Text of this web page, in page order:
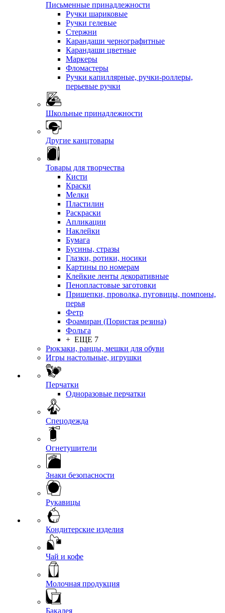
Письменные принадлежности
Ручки шариковые
Ручки гелевые
Стержни
Карандаши чернографитные
Карандаши цветные
Маркеры
Фломастеры
Ручки капиллярные, ручки-роллеры,
перьевые ручки
Школьные принадлежности
Другие канцтовары
Товары для творчества
Кисти
Краски
Мелки
Пластилин
Раскраски
Апликации
Наклейки
Бумага
Бусины, стразы
Глазки, ротики, носики
Картины по номерам
Клейкие ленты декоративные
Пенопластовые заготовки
Прищепки, проволка, пуговицы, помпоны,
перья
Фетр
Фоамиран (Пористая резина)
Фольга
+ ЕЩЕ 7
Рюкзаки, ранцы, мешки для обуви
Игры настольные, игрушки
Перчатки
Одноразовые перчатки
Спецодежда
Огнетушители
Знаки безопасности
Рукавицы
Кондитерские изделия
Чай и кофе
Молочная продукция
Бакалея